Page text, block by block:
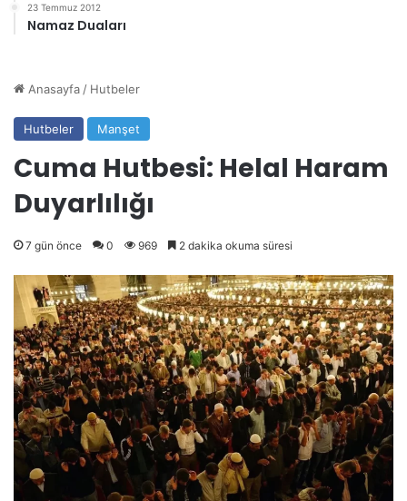
23 Temmuz 2012
Namaz Duaları